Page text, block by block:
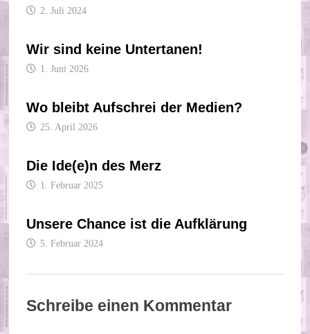
2. Juli 2024
Wir sind keine Untertanen!
1. Juni 2026
Wo bleibt Aufschrei der Medien?
25. April 2026
Die Ide(e)n des Merz
1. Februar 2025
Unsere Chance ist die Aufklärung
5. Februar 2024
Schreibe einen Kommentar